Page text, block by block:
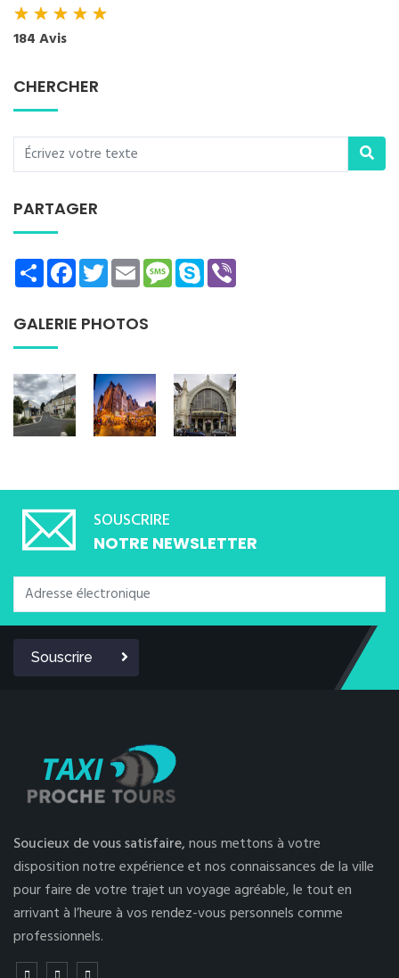
★★★★★
184 Avis
CHERCHER
PARTAGER
ShareFacebookTwitterEmailMessage
Skype
GALERIE PHOTOS
SOUSCRIRE
NOTRE NEWSLETTER
Souscrire
Soucieux de vous satisfaire,nous mettons à votre
disposition notre expérience et nos connaissances de la ville
pour faire de votre trajet un voyage agréable, le tout en
arrivant à l’heure à vos rendez-vous personnels comme
professionnels.